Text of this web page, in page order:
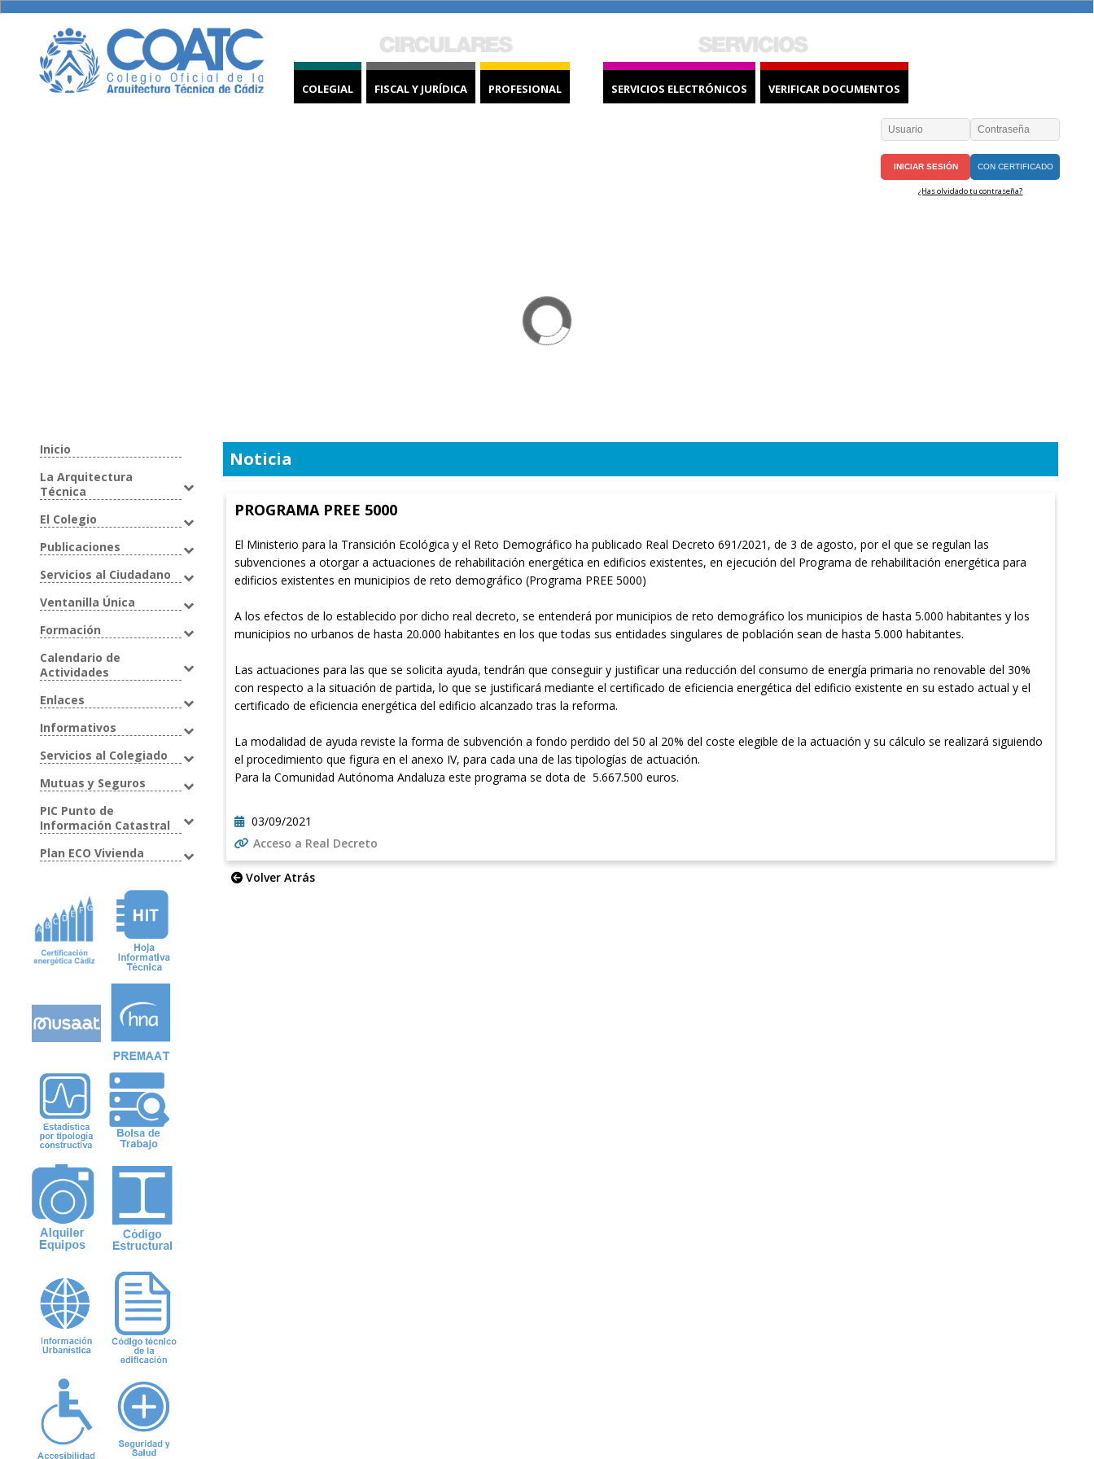
COLEGIAL FISCAL Y JURÍDICA PROFESIONAL SERVICIOS ELECTRÓNICOS VERIFICAR DOCUMENTOS
CON CERTIFICADO
¿Has olvidado tu contraseña?
Inicio
La Arquitectura
Técnica
El Colegio
Publicaciones
Servicios al Ciudadano
Ventanilla Única
Formación
Calendario de
Actividades
Enlaces
Informativos
Servicios al Colegiado
Mutuas y Seguros
PIC Punto de
Información Catastral
Plan ECO Vivienda
Noticia
PROGRAMA PREE 5000
El Ministerio para la Transición Ecológica y el Reto Demográfico ha publicado Real Decreto 691/2021, de 3 de agosto, por el que se regulan las
subvenciones a otorgar a actuaciones de rehabilitación energética en edificios existentes, en ejecución del Programa de rehabilitación energética para
edificios existentes en municipios de reto demográfico (Programa PREE 5000)
A los efectos de lo establecido por dicho real decreto, se entenderá por municipios de reto demográfico los municipios de hasta 5.000 habitantes y los
municipios no urbanos de hasta 20.000 habitantes en los que todas sus entidades singulares de población sean de hasta 5.000 habitantes.
Las actuaciones para las que se solicita ayuda, tendrán que conseguir y justificar una reducción del consumo de energía primaria no renovable del 30%
con respecto a la situación de partida, lo que se justificará mediante el certificado de eficiencia energética del edificio existente en su estado actual y el
certificado de eficiencia energética del edificio alcanzado tras la reforma.
La modalidad de ayuda reviste la forma de subvención a fondo perdido del 50 al 20% del coste elegible de la actuación y su cálculo se realizará siguiendo
el procedimiento que figura en el anexo IV, para cada una de las tipologías de actuación.
Para la Comunidad Autónoma Andaluza este programa se dota de 5.667.500 euros.
03/09/2021
Acceso a Real Decreto
Volver Atrás